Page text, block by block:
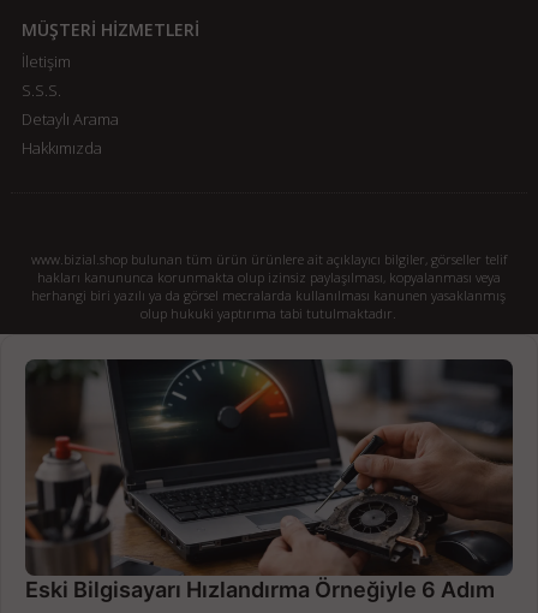
MÜŞTERİ HİZMETLERİ
İletişim
S.S.S.
Detaylı Arama
Hakkımızda
www.bizial.shop bulunan tüm ürün ürünlere ait açıklayıcı bilgiler, görseller telif
hakları kanununca korunmakta olup izinsiz paylaşılması, kopyalanması veya
herhangi biri yazılı ya da görsel mecralarda kullanılması kanunen yasaklanmış
olup hukuki yaptırıma tabi tutulmaktadır.
Eski Bilgisayarı Hızlandırma Örneğiyle 6 Adım